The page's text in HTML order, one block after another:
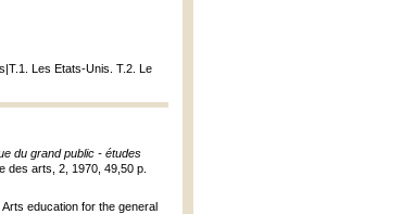
Les Etats-Unis. T.2. Le
du grand public - études
des arts, 2, 1970, 49,50 p.
education for the general